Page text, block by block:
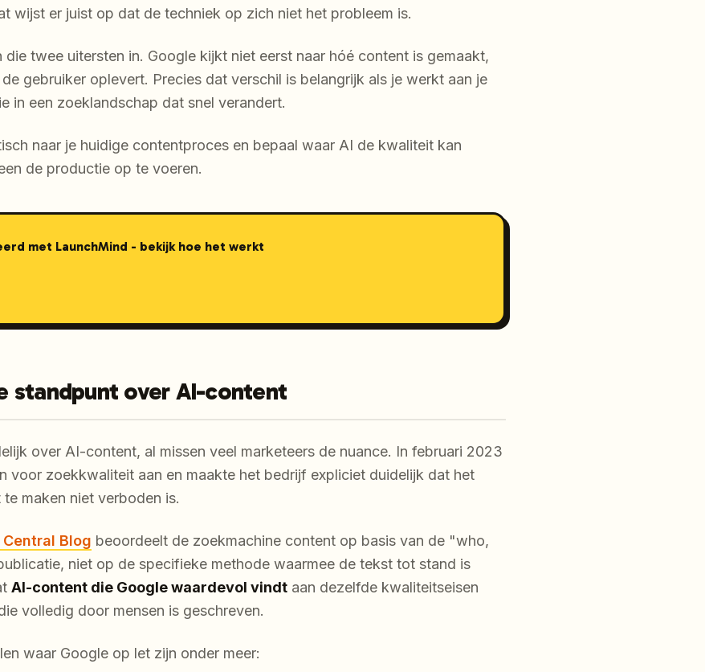
wijst er juist op dat de techniek op zich niet het probleem is.
twee uitersten in. Google kijkt niet eerst naar hóé content is gemaakt,
gebruiker oplevert. Precies dat verschil is belangrijk als je werkt aan je
in een zoeklandschap dat snel verandert.
naar je huidige contentproces en bepaal waar AI de kwaliteit kan
de productie op te voeren.
met LaunchMind - bekijk hoe het werkt
standpunt over AI-content
over AI-content, al missen veel marketeers de nuance. In februari 2023
voor zoekkwaliteit aan en maakte het bedrijf expliciet duidelijk dat het
maken niet verboden is.
Blog beoordeelt de zoekmachine content op basis van de "who,
niet op de specifieke methode waarmee de tekst tot stand is
AI-content die Google waardevol vindt aan dezelfde kwaliteitseisen
volledig door mensen is geschreven.
waar Google op let zijn onder meer: